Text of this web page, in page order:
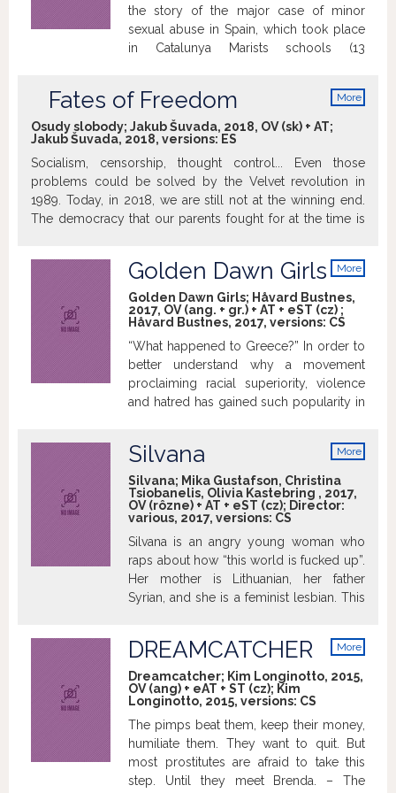
up? Do we look like them? On this
journey, the camera records sometimes
funny, sometimes emotional moments
the story of the major case of minor
sexual abuse in Spain, which took place
in Catalunya Marists schools (13
paedophile who abused more than 20
children during 30 years. For the ﬁrst
time in documentary a paedophile
confess sexual aggressions and tries to
explain the reason throughout a
psychological and emotional tale.
Pending the outcome of the trial, the
village while children are all around him.
More
Fates of Freedom
Osudy slobody; Jakub Šuvada, 2018, OV (sk) + AT;
Jakub Šuvada, 2018, versions: ES
Socialism, censorship, thought control... Even those
problems could be solved by the Velvet revolution in
1989. Today, in 2018, we are still not at the winning end.
The democracy that our parents fought for at the time is
socialist state through their works. And they prove the
need for a creative artistic freedom. Considering freedom
has always been the most important attribute in work of an
artist or a journalist. However, lives of young people
became victims of such freedom as well...
More
Golden Dawn Girls
Golden Dawn Girls; Håvard Bustnes,
2017, OV (ang. + gr.) + AT + eST (cz) ;
Håvard Bustnes, 2017, versions: CS
“What happened to Greece?” In order to
better understand why a movement
proclaiming racial superiority, violence
and hatred has gained such popularity in
documentary about the women who
stand behind it. Careful of what they say
in front of the camera, they no longer
watch their mouths when they think that
unguarded opinions, combined with
scenes from the various actions
organised by the women fighters of
Golden Dawn, create an impressive yet
today’s Greece.
More
Silvana
Silvana; Mika Gustafson, Christina
Tsiobanelis, Olivia Kastebring , 2017,
OV (rôzne) + AT + eST (cz); Director:
various, 2017, versions: CS
Silvana is an angry young woman who
raps about how “this world is fucked up”.
Her mother is Lithuanian, her father
Syrian, and she is a feminist lesbian. This
courtship with Beatrice Eli, the pioneer of
feminist pop, has strengthened her
influence on the LGBT community.
People can fall in love with their
personalities without liking their music.
The directors of this highly emotional
film have managed to capture an intimate
portrait of the famous “power pussy”
More
DREAMCATCHER
Dreamcatcher; Kim Longinotto, 2015,
OV (ang) + eAT + ST (cz); Kim
Longinotto, 2015, versions: CS
The pimps beat them, keep their money,
humiliate them. They want to quit. But
most prostitutes are afraid to take this
step. Until they meet Brenda. – The